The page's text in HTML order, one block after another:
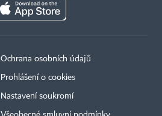
Ochrana osobních údajů
Prohlášení o cookies
Nastavení soukromí